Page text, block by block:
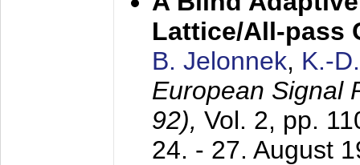
Lattice/All-pass
B. Jelonnek, K.-
European Signal
92), Vol. 2, pp.
24. - 27. August